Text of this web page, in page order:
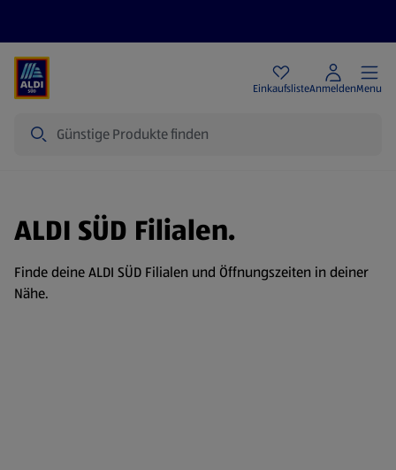
EinkaufslisteAnmeldenMenu
ALDI SÜD Filialen.
Finde deine ALDI SÜD Filialen und Öffnungszeiten in deiner
Nähe.